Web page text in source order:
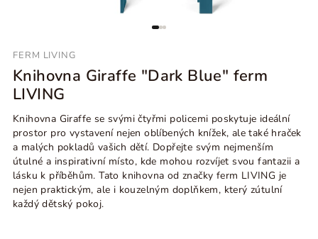
FERM LIVING
Knihovna Giraffe "Dark Blue" ferm
LIVING
Knihovna Giraffe se svými čtyřmi policemi poskytuje ideální
prostor pro vystavení nejen oblíbených knížek, ale také hraček
a malých pokladů vašich dětí. Dopřejte svým nejmenším
útulné a inspirativní místo, kde mohou rozvíjet svou fantazii a
lásku k příběhům. Tato knihovna od značky ferm LIVING je
nejen praktickým, ale i kouzelným doplňkem, který zútulní
každý dětský pokoj.